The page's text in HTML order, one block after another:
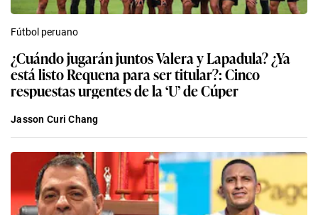
Fútbol peruano
¿Cuándo jugarán juntos Valera y Lapadula? ¿Ya
está listo Requena para ser titular?: Cinco
respuestas urgentes de la ‘U’ de Cúper
Jasson Curi Chang